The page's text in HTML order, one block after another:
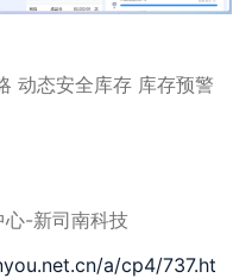
动态安全库存 库存预警
心-新司南科技
a/cp4/737.ht